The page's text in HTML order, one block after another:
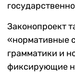
Законопроект
«нормативные
грамматики и
фиксирующие